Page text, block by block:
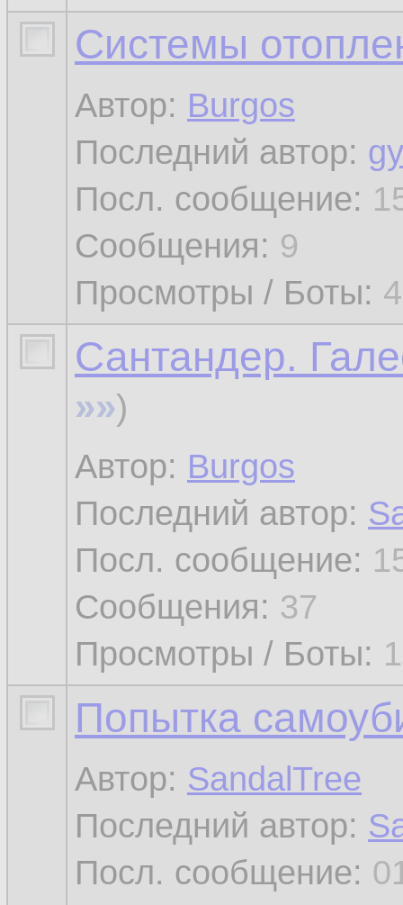
Системы
Автор: Burgos
Последний автор:
Посл. сообщение:
Сообщения: 9
Просмотры / Боты:
Сантандер.
»»)
Автор: Burgos
Последний автор:
Посл. сообщение:
Сообщения: 37
Просмотры / Боты:
Попытка
Автор: SandalTree
Последний автор:
Посл. сообщение: